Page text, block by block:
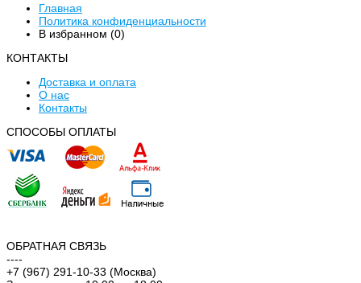
Главная
Политика конфиденциальности
В избранном (0)
КОНТАКТЫ
Доставка и оплата
О нас
Контакты
CПОСОБЫ ОПЛАТЫ
ОБРАТНАЯ СВЯЗЬ
----
+7 (967) 291-10-33 (Москва)